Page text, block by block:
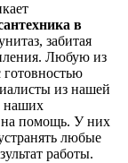
в
забитая
Любую из
готовностью
из нашей
наших
на помощь. У них
любые
работы.